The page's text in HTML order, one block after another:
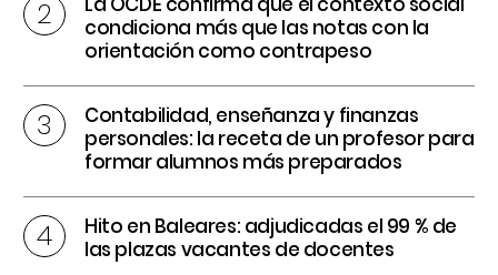
condiciona más que las notas con la
orientación como contrapeso
Contabilidad, enseñanza y finanzas
personales: la receta de un profesor para
formar alumnos más preparados
Hito en Baleares: adjudicadas el 99 % de
las plazas vacantes de docentes